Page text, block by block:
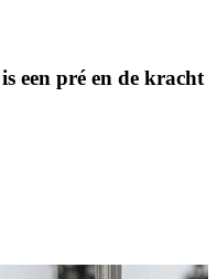
een pré en de kracht